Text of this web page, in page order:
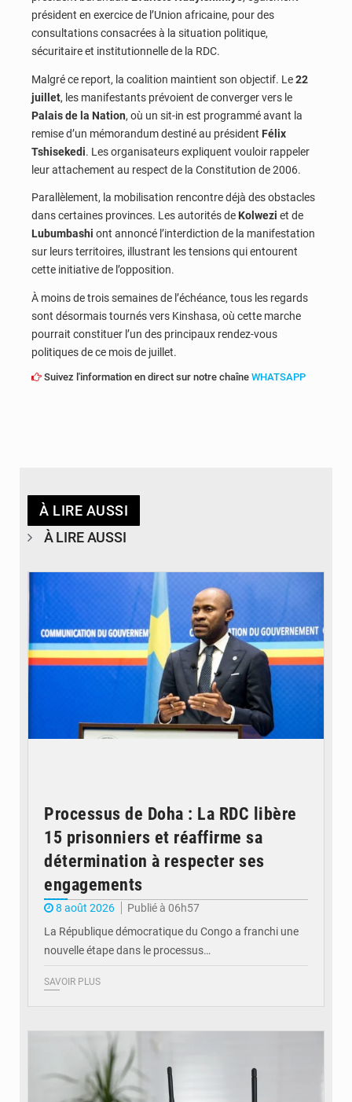
président en exercice de l’Union africaine, pour des
consultations consacrées à la situation politique,
sécuritaire et institutionnelle de la RDC.
Malgré ce report, la coalition maintient son objectif. Le22
juillet, les manifestants prévoient de converger vers le
Palais de la Nation, où un sit-in est programmé avant la
remise d’un mémorandum destiné au président Félix
Tshisekedi. Les organisateurs expliquent vouloir rappeler
leur attachement au respect de la Constitution de 2006.
Parallèlement, la mobilisation rencontre déjà des obstacles
dans certaines provinces. Les autorités de Kolwezi et de
Lubumbashi ont annoncé l’interdiction de la manifestation
sur leurs territoires, illustrant les tensions qui entourent
cette initiative de l’opposition.
À moins de trois semaines de l’échéance, tous les regards
sont désormais tournés vers Kinshasa, où cette marche
pourrait constituer l’un des principaux rendez-vous
politiques de ce mois de juillet.
Suivez l'information en direct sur notre chaîne WHATSAPP
À LIRE AUSSI
À LIRE AUSSI
Processus de Doha : La RDC libère
15 prisonniers et réaffirme sa
détermination à respecter ses
engagements
8 août 2026
Publié à 06h57
La République démocratique du Congo a franchi une
nouvelle étape dans le processus…
SAVOIR PLUS